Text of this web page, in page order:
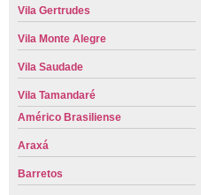
Vila Gertrudes
Vila Monte Alegre
Vila Saudade
Vila Tamandaré
Américo Brasiliense
Araxá
Barretos